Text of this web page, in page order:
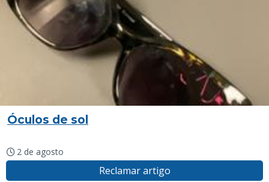
Óculos de sol
2 de agosto
Reclamar artigo